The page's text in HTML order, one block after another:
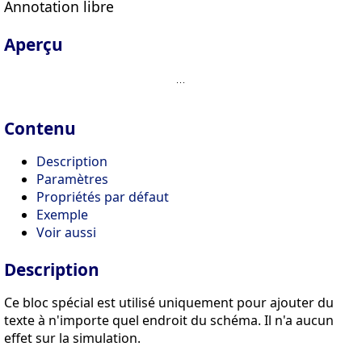
Annotation libre
Aperçu
Contenu
Description
Paramètres
Propriétés par défaut
Exemple
Voir aussi
Description
Ce bloc spécial est utilisé uniquement pour ajouter du
texte à n'importe quel endroit du schéma. Il n'a aucun
effet sur la simulation.